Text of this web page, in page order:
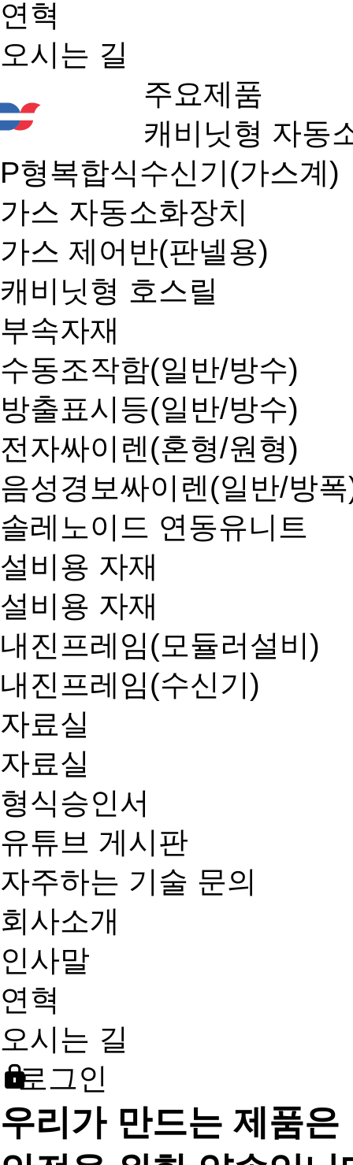
연혁
오시는 길
주요제품
캐비닛형 자동
P형복합식수신기(가스계)
가스 자동소화장치
가스 제어반(판넬용)
캐비닛형 호스릴
부속자재
수동조작함(일반/방수)
방출표시등(일반/방수)
전자싸이렌(혼형/원형)
음성경보싸이렌(일반/방
솔레노이드 연동유니트
설비용 자재
설비용 자재
내진프레임(모듈러설비)
내진프레임(수신기)
자료실
자료실
형식승인서
유튜브 게시판
자주하는 기술 문의
회사소개
인사말
연혁
오시는 길
로그인
우리가 만드는 제품은